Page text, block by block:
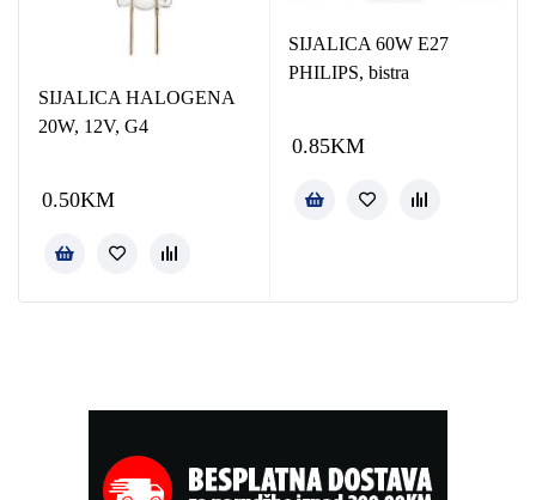
SIJALICA HALOGENA
20W, 12V, G4
0.50KM
SIJALICA 60W E27
PHILIPS, bistra
0.85KM